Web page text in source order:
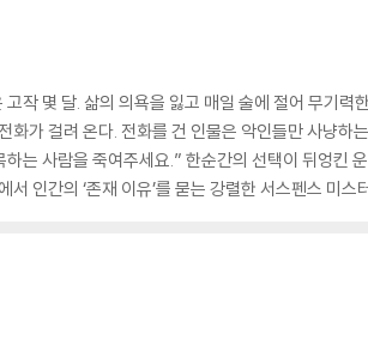
작 몇 달. 삶의 의욕을 잃고 매일 술에 절어 무기력
가 걸려 온다. 전화를 건 인물은 악인들만 사냥하
는 사람을 죽여주세요.” 한순간의 선택이 뒤엉킨
인간의 ‘존재 이유’를 묻는 강렬한 서스펜스 미스